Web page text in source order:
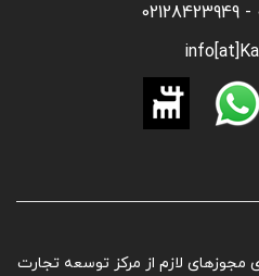
مجوزهای لازم از مرکز توسعه تجارت